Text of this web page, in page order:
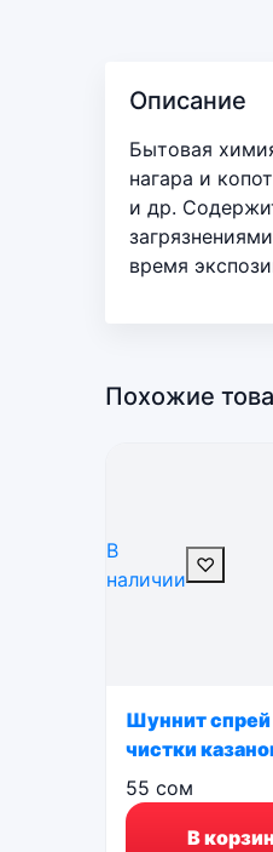
Описание
Бытовая
нагара и
и др.
время
Похожие
В
наличии
♡
Шуннит спрей
чистки
55 сом
В